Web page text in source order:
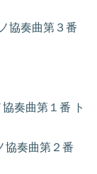
協奏曲第３番
奏曲第１番 ト
協奏曲第２番